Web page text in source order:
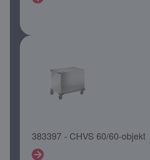
383397 - CHVS 60/60-objekt